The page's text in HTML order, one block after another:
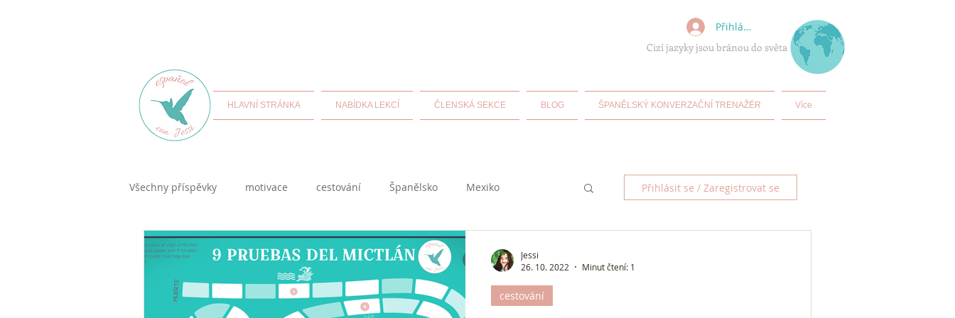
Cizí jazyky jsou bránou do světa
Přihlásit se
HLAVNÍ STRÁNKA NABÍDKA LEKCÍ ČLENSKÁ SEKCE BLOG ŠPANĚLSKÝ KONVERZAČNÍ TRENAŽÉR Více
Všechny příspěvky motivace cestování Španělsko Mexiko
kultura hispanofonních zemí španělština
samostudium španělštiny Kuba
Přihlásit se / Zaregistrovat se
cestování
Jessi
26. 10. 2022
Minut čtení: 1